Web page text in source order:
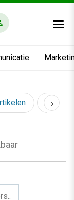
AI &
›